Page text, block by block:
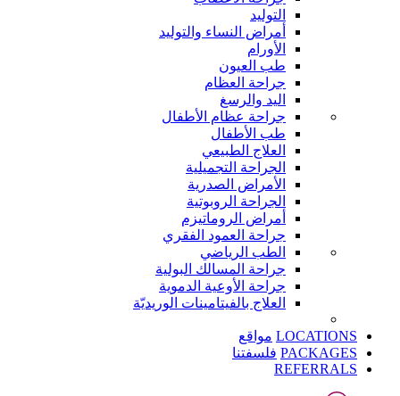
التوليد
أمراض النساء والتوليد
الأورام
طب العيون
جراحة العظام
اليد والرسغ
جراحة عظام الأطفال
طب الأطفال
العلاج الطبيعي
الجراحة التجميلية
الأمراض الصدرية
الجراحة الروبوتية
أمراض الروماتيزم
جراحة العمود الفقري
الطب الرياضي
جراحة المسالك البولية
جراحة الأوعية الدموية
العلاج بالفيتامينات الوريديّة
LOCATIONS مواقع
PACKAGES فلسفتنا
REFERRALS